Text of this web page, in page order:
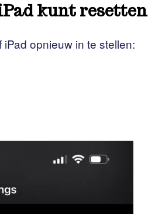
kunt resetten
opnieuw in te stellen: